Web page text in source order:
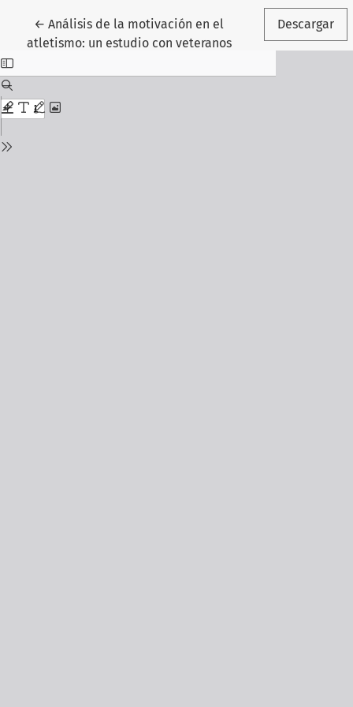
←Volver a los detalles del artículo
Análisis de la motivación en el
atletismo: un estudio con veteranos
Descargar